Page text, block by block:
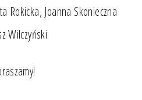
Rokicka, Joanna Skonieczna
Wilczyński